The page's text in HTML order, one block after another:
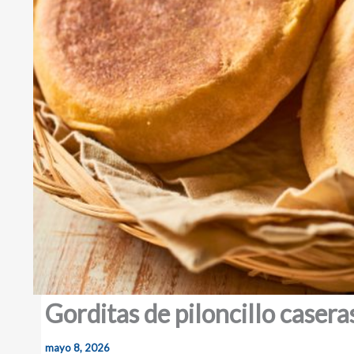
Gorditas de piloncillo
mayo 8, 2026